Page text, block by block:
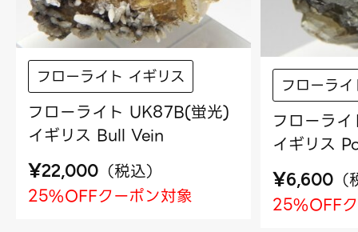
フローライト イギリス
フローライト UK87B(蛍光)
イギリス Bull Vein
¥22,000 （税込）
25%OFFクーポン対象
フローラ
フローラ
イギリス
¥6,600 （
25%OFF